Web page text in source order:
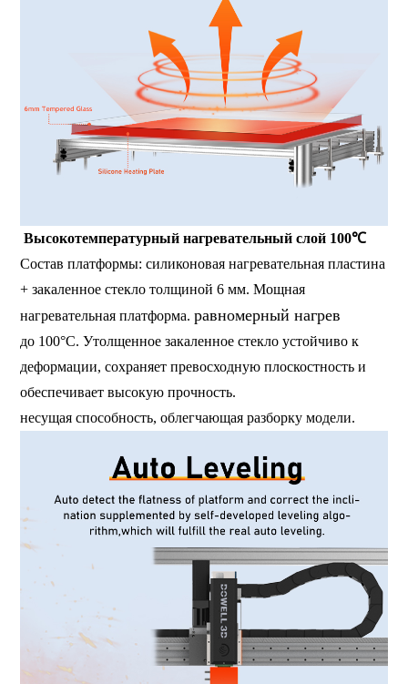
Высокотемпературный нагревательный слой 100℃
Состав платформы: силиконовая нагревательная пластина
+ закаленное стекло толщиной 6 мм. Мощная
нагревательная платформа.равномерный нагрев
до 100°C. Утолщенное закаленное стекло устойчиво к
деформации, сохраняет превосходную плоскостность и
обеспечивает высокую прочность.
несущая способность, облегчающая разборку модели.